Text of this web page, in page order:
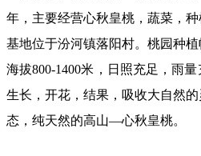
年，主要经营心秋皇桃，蔬菜，
基地位于汾河镇落阳村。桃园种
海拔800-1400米，日照充足，雨
生长，开花，结果，吸收大自然
态，纯天然的高山—心秋皇桃。